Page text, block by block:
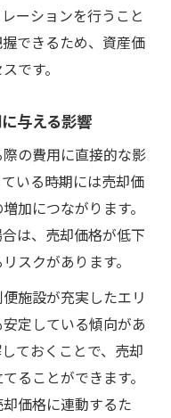
ーションを行うこと
できるため、資産価
です。
与える影響
の費用に直接的な影
いる時期には売却価
加につながります。
は、売却価格が低下
スクがあります。
施設が充実したエリ
定している傾向があ
ておくことで、売却
ることができます。
価格に連動するた